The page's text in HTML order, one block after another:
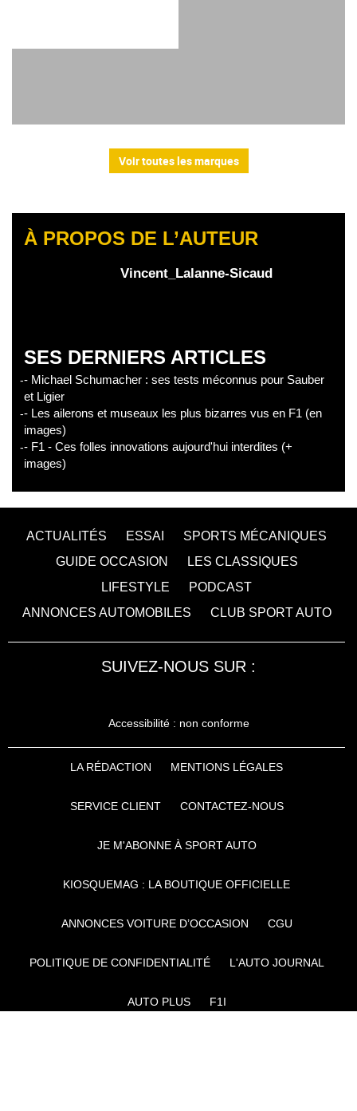
Voir toutes les marques
À PROPOS DE L’AUTEUR
Vincent_Lalanne-Sicaud
SES DERNIERS ARTICLES
- Michael Schumacher : ses tests méconnus pour Sauber
et Ligier
- Les ailerons et museaux les plus bizarres vus en F1 (en
images)
- F1 - Ces folles innovations aujourd'hui interdites (+
images)
ACTUALITÉS ESSAI
SPORTS MÉCANIQUES
GUIDE OCCASION
LES CLASSIQUES
LIFESTYLE
PODCAST
ANNONCES AUTOMOBILES
CLUB SPORT AUTO
SUIVEZ-NOUS SUR :
Accessibilité : non conforme
LA RÉDACTION MENTIONS LÉGALES
SERVICE CLIENT CONTACTEZ-NOUS
JE M'ABONNE À SPORT AUTO
KIOSQUEMAG : LA BOUTIQUE OFFICIELLE
ANNONCES VOITURE D’OCCASION CGU
POLITIQUE DE CONFIDENTIALITÉ L'AUTO JOURNAL
AUTO PLUS F1I